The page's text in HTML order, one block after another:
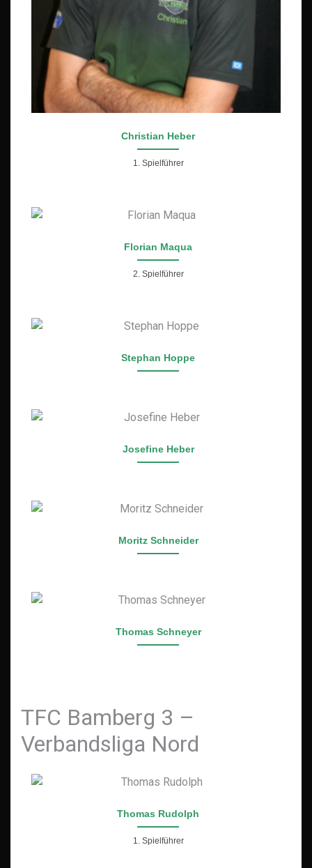
Christian Heber
1. Spielführer
Florian Maqua
2. Spielführer
Stephan Hoppe
Josefine Heber
Moritz Schneider
Thomas Schneyer
TFC Bamberg 3 –
Verbandsliga Nord
Thomas Rudolph
1. Spielführer